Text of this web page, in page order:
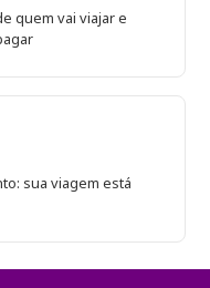
quem vai viajar e
sua viagem está